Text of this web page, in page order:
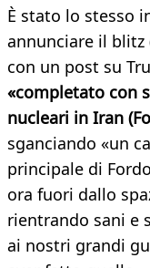
È stato lo stesso
annunciare il
con un post su
«completato con
nucleari in Iran
sganciando «un
principale di
ora fuori dallo
rientrando sani e
ai nostri grandi